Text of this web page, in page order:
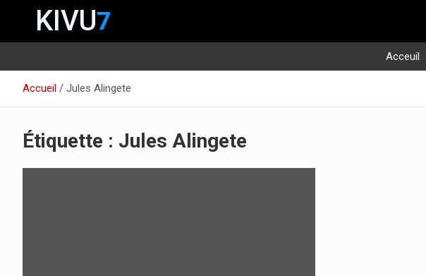
KIVU7
Acceuil
contenu
Accueil Jules Alingete
Étiquette : Jules Alingete